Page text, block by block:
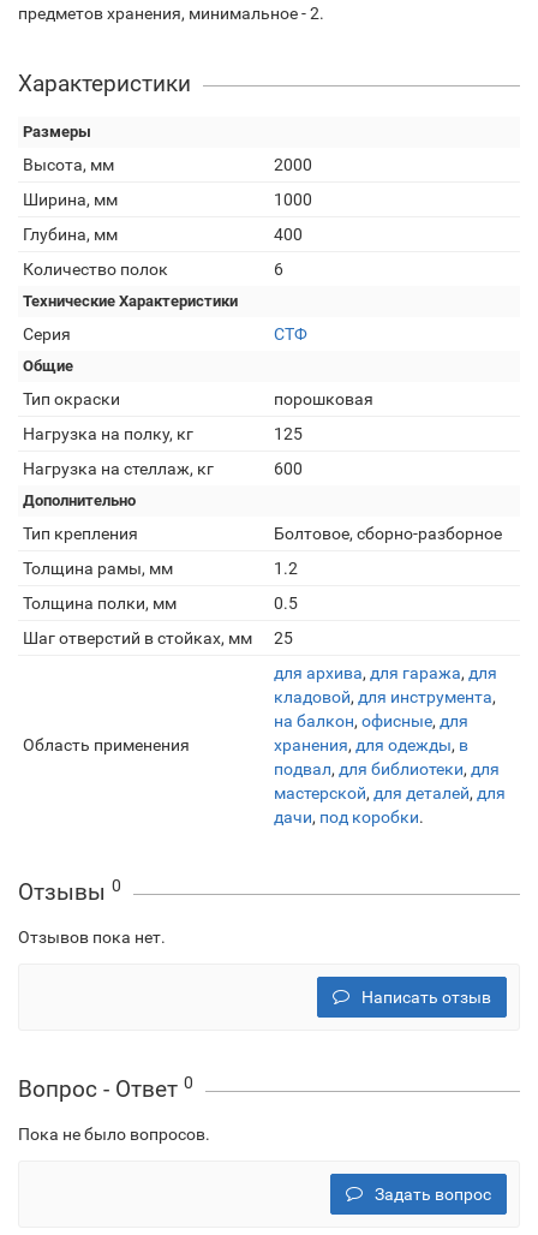
предметов хранения, минимальное - 2.
Характеристики
Размеры
Высота, мм
2000
Ширина, мм
1000
Глубина, мм
400
Количество полок
6
Технические Характеристики
Серия СТФ
Общие
Тип окраски
порошковая
Нагрузка на полку, кг
125
Нагрузка на стеллаж, кг
600
Дополнительно
Тип крепления
Болтовое, сборно-разборное
Толщина рамы, мм
1.2
Толщина полки, мм
0.5
Шаг отверстий в стойках, мм
25
Область применения
для архива, для гаража, для
кладовой, для инструмента,
на балкон, офисные, для
хранения, для одежды, в
подвал, для библиотеки, для
мастерской, для деталей, для
дачи, под коробки.
Отзывы 0
Отзывов пока нет.
Написать отзыв
Вопрос - Ответ 0
Пока не было вопросов.
Задать вопрос